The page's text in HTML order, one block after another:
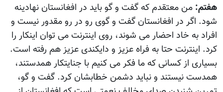
هفتم: من معتقدم که گفت و گو بايد در افغانستان نهادينه
شود. اگر در افغانستان گفت و گوی رو در رو مقدور نيست و
افراد به خاد احضار می شوند، روی اينترنت می توان اينکار را
کرد. اينترنت حتا به فراه عزيز و دايکندی عزيز هم رفته است.
بسياری از کسانی که ما فکر می کنيم با جنايتکار همدستند،
همدست نيستند و نبايد دشمن خطابشان کرد. گفت و گو،